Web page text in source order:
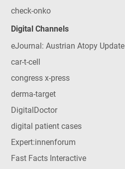
check-onko
Digital Channels
eJournal: Austrian Atopy Update
car-t-cell
congress x-press
derma-target
DigitalDoctor
digital patient cases
Expert:innenforum
Fast Facts Interactive